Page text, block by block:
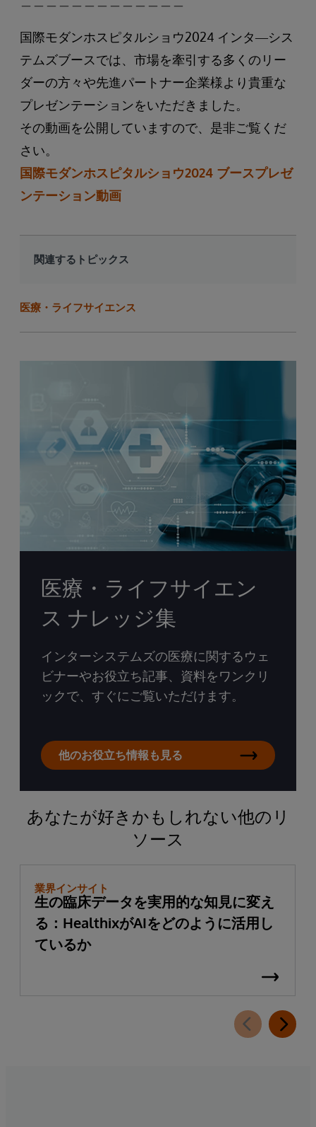
国際モダンホスピタルショウ2024 インタ―シス
テムズブースでは、市場を牽引する多くのリー
ダーの方々や先進パートナー企業様より貴重な
プレゼンテーションをいただきました。
その動画を公開していますので、是非ご覧くだ
さい。
国際モダンホスピタルショウ2024 ブースプレゼ
ンテーション動画
関連するトピックス
医療・ライフサイエンス
医療・ライフサイエン
ス ナレッジ集
インターシステムズの医療に関するウェ
ビナーやお役立ち記事、資料をワンクリ
ックで、すぐにご覧いただけます。
他のお役立ち情報も見る
あなたが好きかもしれない他のリ
ソース
業界インサイト
生の臨床データを実用的な知見に変え
る：HealthixがAIをどのように活用し
ているか